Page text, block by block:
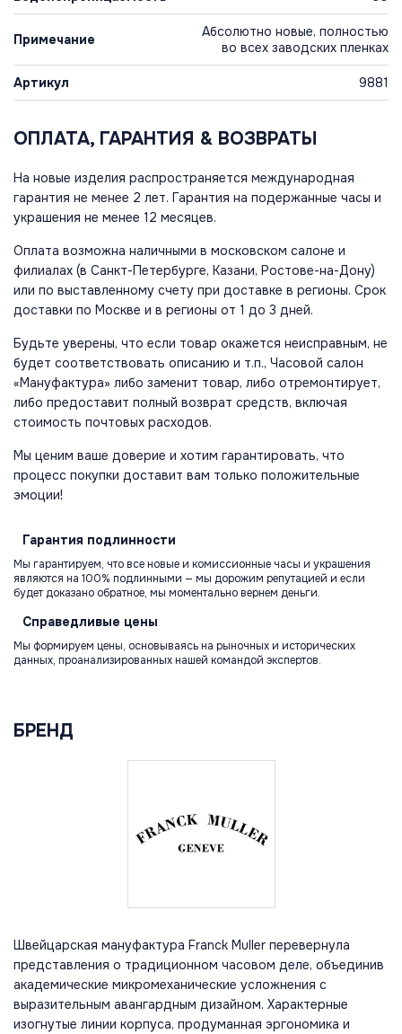
Примечание
Абсолютно новые, полностью
во всех заводских пленках
Артикул 9881
ОПЛАТА, ГАРАНТИЯ & ВОЗВРАТЫ
На новые изделия распространяется международная
гарантия не менее 2 лет. Гарантия на подержанные часы и
украшения не менее 12 месяцев.
Оплата возможна наличными в московском салоне и
филиалах (в Санкт-Петербурге, Казани, Ростове-на-Дону)
или по выставленному счету при доставке в регионы. Срок
доставки по Москве и в регионы от 1 до 3 дней.
Будьте уверены, что если товар окажется неисправным, не
будет соответствовать описанию и т.п., Часовой салон
«Мануфактура» либо заменит товар, либо отремонтирует,
либо предоставит полный возврат средств, включая
стоимость почтовых расходов.
Мы ценим ваше доверие и хотим гарантировать, что
процесс покупки доставит вам только положительные
эмоции!
Гарантия подлинности
Мы гарантируем, что все новые и комиссионные часы и украшения
являются на 100% подлинными — мы дорожим репутацией и если
будет доказано обратное, мы моментально вернем деньги.
Справедливые цены
Мы формируем цены, основываясь на рыночных и исторических
данных, проанализированных нашей командой экспертов.
БРЕНД
Швейцарская мануфактура Franck Muller перевернула
представления о традиционном часовом деле, объединив
академические микромеханические усложнения с
выразительным авангардным дизайном. Характерные
изогнутые линии корпуса, продуманная эргономика и